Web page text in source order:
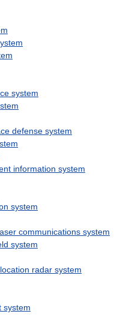
system
defense system
information system
system
communications system
system
radar system
system